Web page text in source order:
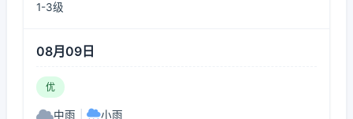
1-3级
08月09日
优
中雨 小雨